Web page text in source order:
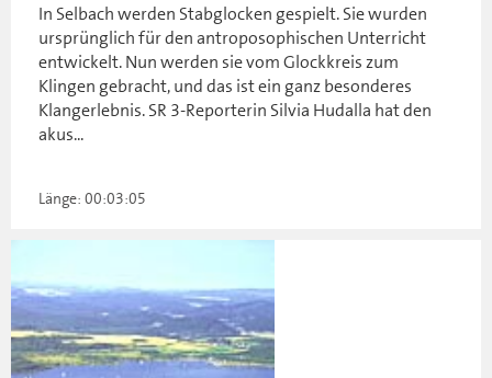
In Selbach werden Stabglocken gespielt. Sie wurden
ursprünglich für den antroposophischen Unterricht
entwickelt. Nun werden sie vom Glockkreis zum
Klingen gebracht, und das ist ein ganz besonderes
Klangerlebnis. SR 3-Reporterin Silvia Hudalla hat den
akus...
Länge: 00:03:05